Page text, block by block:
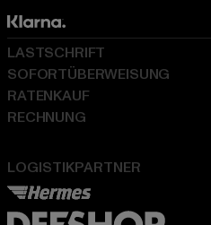
LOGISTIKPARTNER
LASTSCHRIFT
SOFORTÜBERWEISUNG
RATENKAUF
RECHNUNG